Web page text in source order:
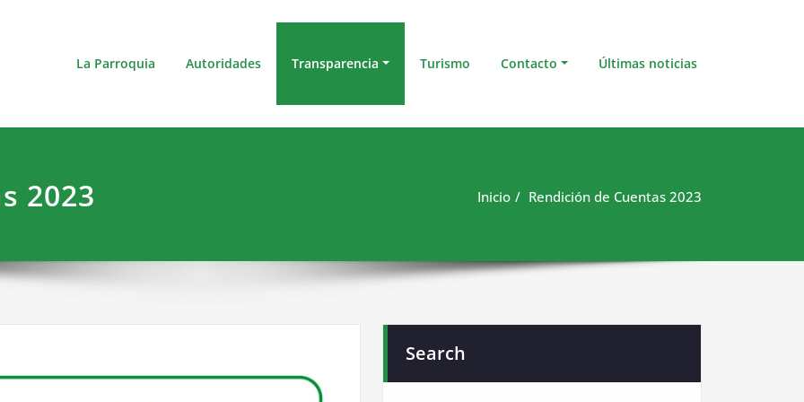
La Parroquia Autoridades Transparencia Turismo Contacto Últimas noticias
2023 Inicio Rendición de Cuentas 2023
Search